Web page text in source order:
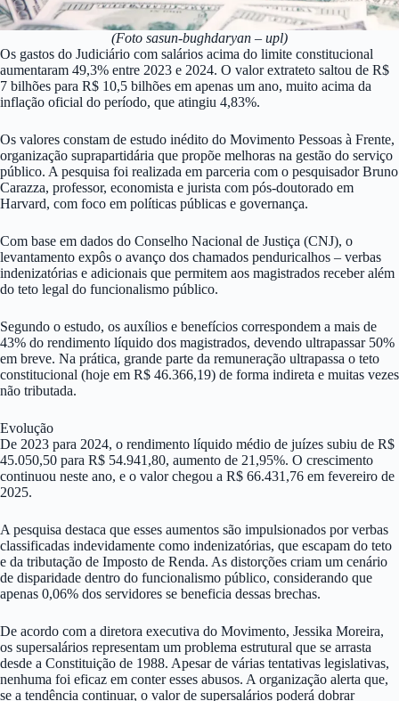
(Foto sasun-bughdaryan – upl)
Os gastos do Judiciário com salários acima do limite constitucional
aumentaram 49,3% entre 2023 e 2024. O valor extrateto saltou de R$
7 bilhões para R$ 10,5 bilhões em apenas um ano, muito acima da
inflação oficial do período, que atingiu 4,83%.
Os valores constam de estudo inédito do Movimento Pessoas à Frente,
organização suprapartidária que propõe melhoras na gestão do serviço
público. A pesquisa foi realizada em parceria com o pesquisador Bruno
Carazza, professor, economista e jurista com pós-doutorado em
Harvard, com foco em políticas públicas e governança.
Com base em dados do Conselho Nacional de Justiça (CNJ), o
levantamento expôs o avanço dos chamados penduricalhos – verbas
indenizatórias e adicionais que permitem aos magistrados receber além
do teto legal do funcionalismo público.
Segundo o estudo, os auxílios e benefícios correspondem a mais de
43% do rendimento líquido dos magistrados, devendo ultrapassar 50%
em breve. Na prática, grande parte da remuneração ultrapassa o teto
constitucional (hoje em R$ 46.366,19) de forma indireta e muitas vezes
não tributada.
Evolução
De 2023 para 2024, o rendimento líquido médio de juízes subiu de R$
45.050,50 para R$ 54.941,80, aumento de 21,95%. O crescimento
continuou neste ano, e o valor chegou a R$ 66.431,76 em fevereiro de
2025.
A pesquisa destaca que esses aumentos são impulsionados por verbas
classificadas indevidamente como indenizatórias, que escapam do teto
e da tributação de Imposto de Renda. As distorções criam um cenário
de disparidade dentro do funcionalismo público, considerando que
apenas 0,06% dos servidores se beneficia dessas brechas.
De acordo com a diretora executiva do Movimento, Jessika Moreira,
os supersalários representam um problema estrutural que se arrasta
desde a Constituição de 1988. Apesar de várias tentativas legislativas,
nenhuma foi eficaz em conter esses abusos. A organização alerta que,
se a tendência continuar, o valor de supersalários poderá dobrar